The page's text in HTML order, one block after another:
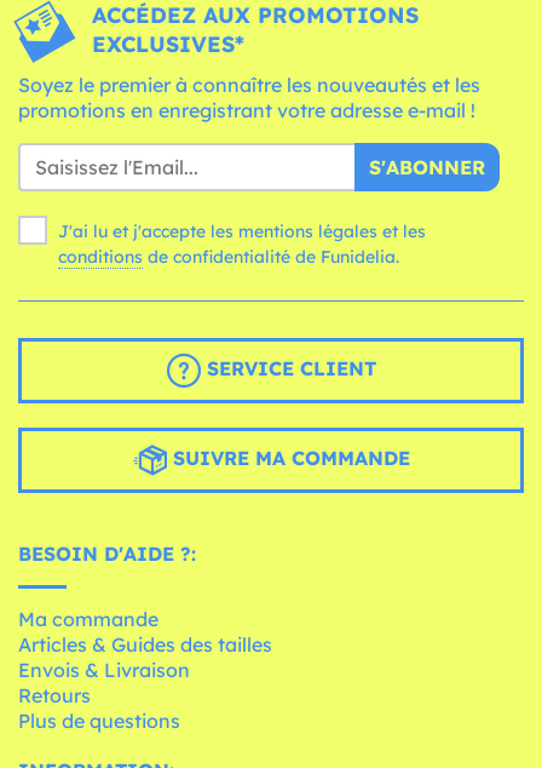
ACCÉDEZ AUX PROMOTIONS
EXCLUSIVES*
Soyez le premier à connaître les nouveautés et les
promotions en enregistrant votre adresse e-mail !
S'ABONNER
J'ai lu et j'accepte les mentions légales et les
conditions de confidentialité de Funidelia.
SERVICE CLIENT
SUIVRE MA COMMANDE
BESOIN D'AIDE ?:
Ma commande
Articles & Guides des tailles
Envois & Livraison
Retours
Plus de questions